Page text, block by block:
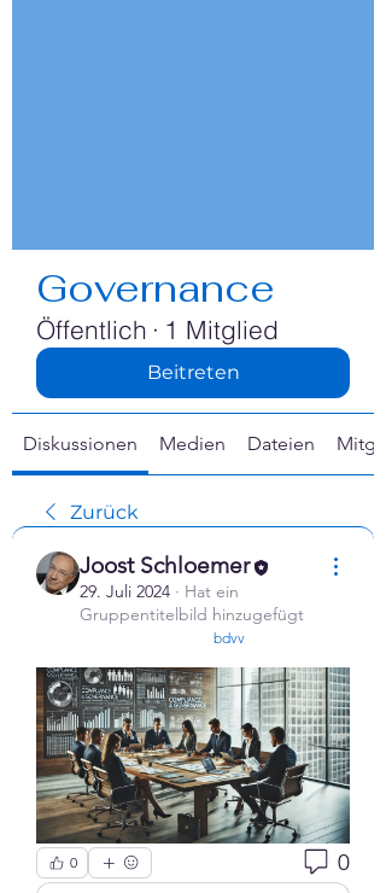
Governance
Öffentlich · 1 Mitglied
Beitreten
Diskussionen Medien Dateien
Zurück
Joost Schloemer
29. Juli 2024 · Hat ein
Gruppentitelbild hinzugefügt
bdvv
0 0